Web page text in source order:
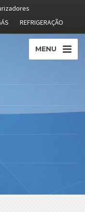
REFRIGERAÇÃO
MENU